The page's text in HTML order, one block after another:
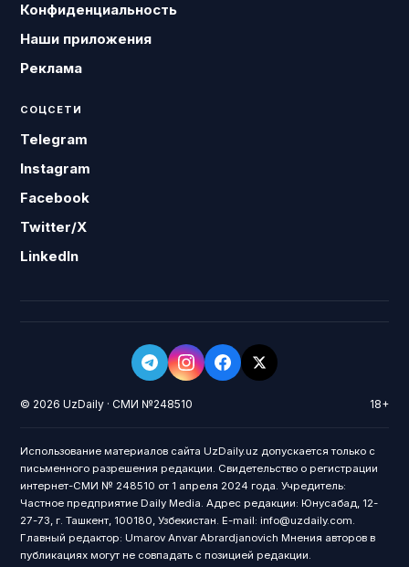
Конфиденциальность
Наши приложения
Реклама
СОЦСЕТИ
Telegram
Instagram
Facebook
Twitter/X
LinkedIn
© 2026 UzDaily · СМИ №248510 18+
Использование материалов сайта UzDaily.uz допускается только с
письменного разрешения редакции. Свидетельство о регистрации
интернет-СМИ № 248510 от 1 апреля 2024 года. Учредитель:
Частное предприятие Daily Media. Адрес редакции: Юнусабад, 12-
27-73, г. Ташкент, 100180, Узбекистан. E-mail: info@uzdaily.com.
Главный редактор: Umarov Anvar Abrardjanovich Мнения авторов в
публикациях могут не совпадать с позицией редакции.